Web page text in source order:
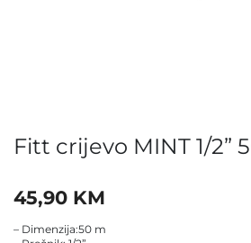
Fitt crijevo MINT 1/2”
45,90 KM
– Dimenzija:50 m